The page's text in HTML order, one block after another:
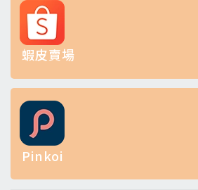
蝦皮賣場
Pinkoi